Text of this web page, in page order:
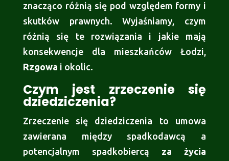
znacząco różnią się pod względem formy i
skutków prawnych. Wyjaśniamy, czym
różnią się te rozwiązania i jakie mają
konsekwencje dla mieszkańców Łodzi,
Rzgowa i okolic.
Czym jest zrzeczenie się
dziedziczenia?
Zrzeczenie się dziedziczenia to umowa
zawierana między spadkodawcą a
potencjalnym spadkobiercą za życia